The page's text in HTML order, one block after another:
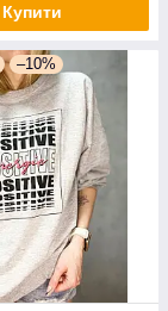
Купити
–10%